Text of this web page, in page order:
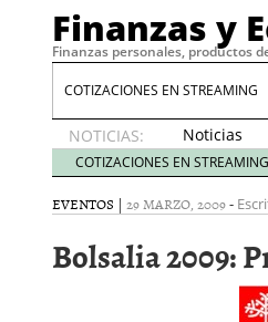
Finanzas y
Finanzas personales, productos
COTIZACIONES EN STREAMING
NOTICIAS:
Noticias
de XRP
por qué
las
whales
COTIZACIONES EN STREAMING
EVENTOS | 29 MARZO, 2009-
Bolsalia 2009: